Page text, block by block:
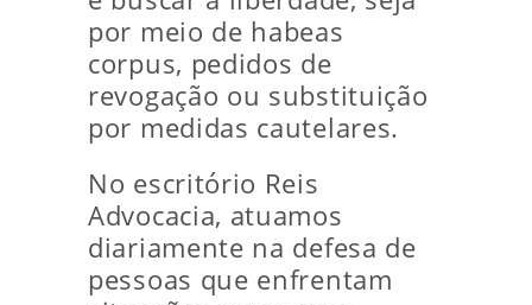
por meio de habeas
corpus, pedidos de
revogação ou substituição
por medidas cautelares.
No escritório Reis
Advocacia, atuamos
diariamente na defesa de
pessoas que enfrentam